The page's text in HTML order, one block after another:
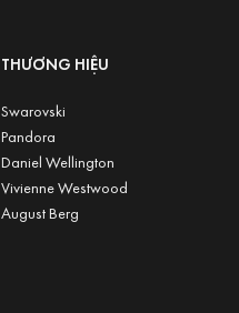
THƯƠNG HIỆU
Swarovski
Pandora
Daniel Wellington
Vivienne Westwood
August Berg